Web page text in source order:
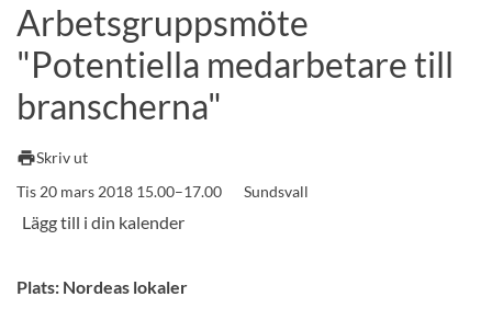
Andra söktjänster
Kurser och program Kursplaner VälkomstbrevPersonal
Arbetsgruppsmöte
"Potentiella medarbetare till
branscherna"
printSkriv ut
Tis 20 mars 2018 15.00–17.00
Sundsvall
Plats: Nordeas lokaler